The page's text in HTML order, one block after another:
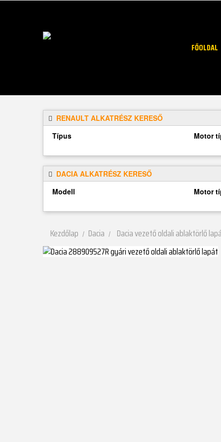
FŐOLDAL
RENAULT ALKATRÉSZ KERESŐ
Típus
Motor
DACIA ALKATRÉSZ KERESŐ
Modell
Motor
Kezdőlap Dacia Dacia vezető oldali ablaktörlő